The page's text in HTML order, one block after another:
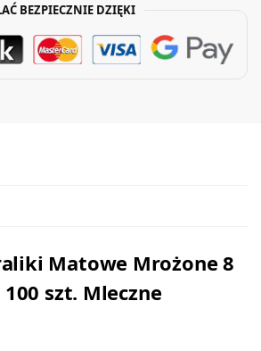
BEZPIECZNIE DZIĘKI
Matowe Mrożone 8
szt. Mleczne